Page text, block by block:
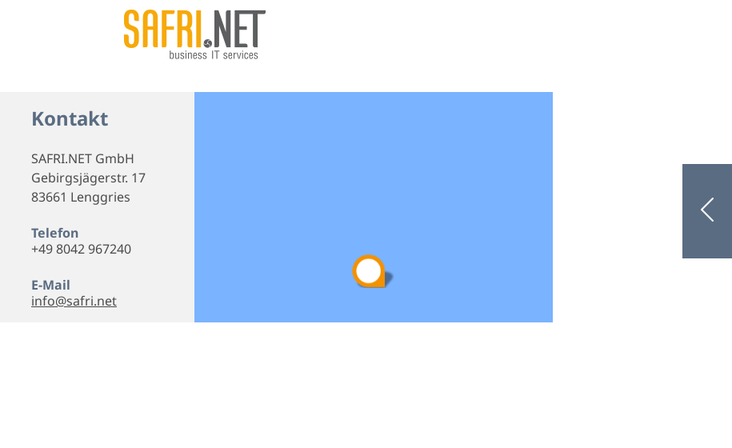
Kontakt
SAFRI.NET GmbH
Gebirgsjägerstr. 17
83661 Lenggries
Telefon
+49 8042 967240
E-Mail
info@safri.net